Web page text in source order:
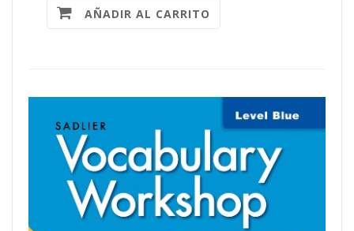
AÑADIR AL CARRITO